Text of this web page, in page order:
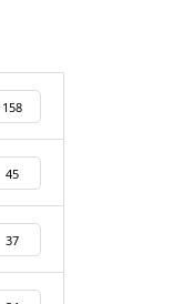
弊
ー
158
45
37